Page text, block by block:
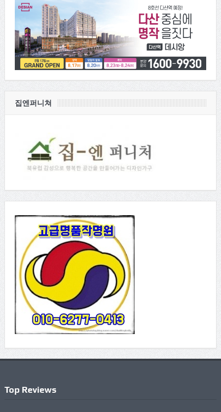
집엔퍼니쳐
Top Reviews